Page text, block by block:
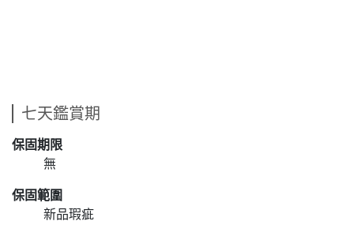
七天鑑賞期
保固期限
無
保固範圍
新品瑕疵